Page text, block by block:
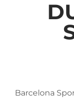
Barcelona